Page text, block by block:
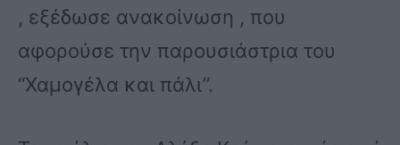
, εξέδωσε ανακοίνωση , που
αφορούσε την παρουσιάστρια του
“Χαμογέλα και πάλι”.